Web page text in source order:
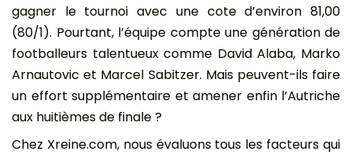
gagner le tournoi avec une cote d’environ 81,00
(80/1). Pourtant, l’équipe compte une génération de
footballeurs talentueux comme David Alaba, Marko
Arnautovic et Marcel Sabitzer. Mais peuvent-ils faire
un effort supplémentaire et amener enfin l’Autriche
aux huitièmes de finale ?
Chez Xreine.com, nous évaluons tous les facteurs qui